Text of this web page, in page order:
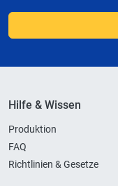
Hilfe & Wissen
Produktion
FAQ
Richtlinien & Gesetze